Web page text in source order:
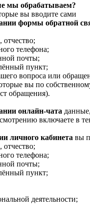
мы обрабатываем?
вы вводите сами
формы обратной
телефона;
почты;
пункт;
вопроса или
вы по
обращения).
онлайн-чата
включаете в
личного кабинета вы
телефона;
почты;
пункт;
деятельности;